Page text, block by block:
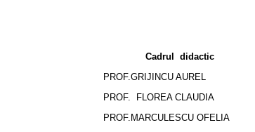
Cadrul didactic
PROF.GRIJINCU AUREL
PROF. FLOREA CLAUDIA
PROF.MARCULESCU OFELIA